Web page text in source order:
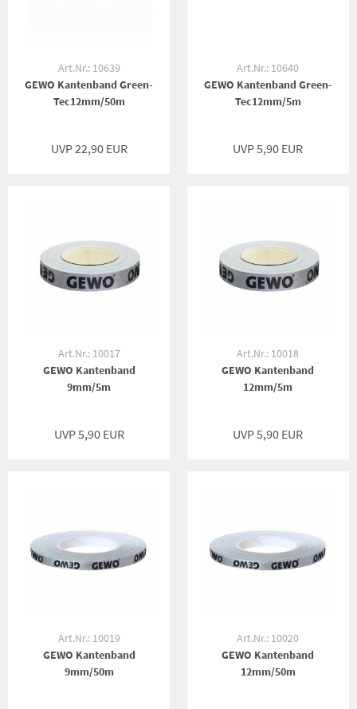
Art.Nr.: 10639
GEWO Kantenband Green-
Tec12mm/50m
UVP 22,90 EUR
Art.Nr.: 10640
GEWO Kantenband Green-
Tec12mm/5m
UVP 5,90 EUR
Art.Nr.: 10017
GEWO Kantenband
9mm/5m
UVP 5,90 EUR
Art.Nr.: 10018
GEWO Kantenband
12mm/5m
UVP 5,90 EUR
Art.Nr.: 10019
GEWO Kantenband
9mm/50m
Art.Nr.: 10020
GEWO Kantenband
12mm/50m